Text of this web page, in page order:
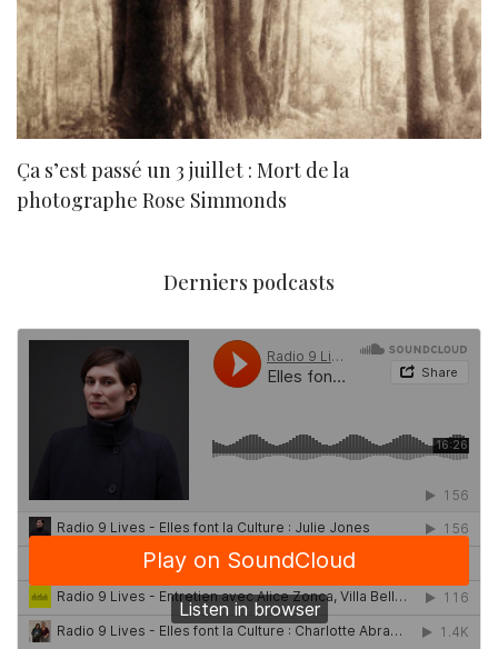
Ça s’est passé un 3 juillet : Mort de la
photographe Rose Simmonds
Derniers podcasts